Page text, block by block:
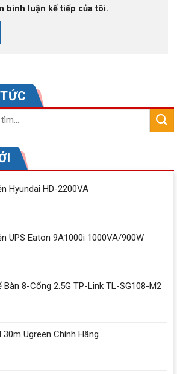
bình luận kế tiếp của tôi.
Hyundai HD-2200VA
UPS Eaton 9A1000i 1000VA/900W
8-Cổng 2.5G TP-Link TL-SG108-M2
30m Ugreen Chính Hãng